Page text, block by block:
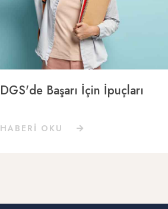
DGS'de Başarı İçin İpuçları
HABERİ OKU